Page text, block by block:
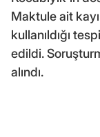
Maktule ait
kullanıldığı
edildi.
alındı.